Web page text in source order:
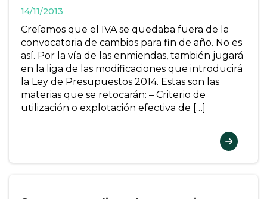
14/11/2013
Creíamos que el IVA se quedaba fuera de la
convocatoria de cambios para fin de año. No es
así. Por la vía de las enmiendas, también jugará
en la liga de las modificaciones que introducirá
la Ley de Presupuestos 2014. Estas son las
materias que se retocarán: – Criterio de
utilización o explotación efectiva de […]